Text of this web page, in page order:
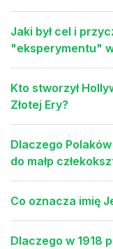
Jaki był cel i
"eksperymentu"
Kto stworzył
Złotej Ery?
Dlaczego
do małp
Co oznacza imię
Dlaczego w 1918